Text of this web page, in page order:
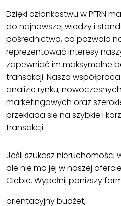
Dzięki członkostwu w PFRN
do najnowszej wiedzy i
pośrednictwa, co pozwala
reprezentować interesy
zapewniać im maksymalne
transakcji. Nasza
analizie rynku,
marketingowych oraz
przekłada się na szybkie i
transakcji.
Jeśli szukasz nieruchomości
ale nie ma jej w naszej
Ciebie. Wypełnij poniższy
orientacyjny budżet,